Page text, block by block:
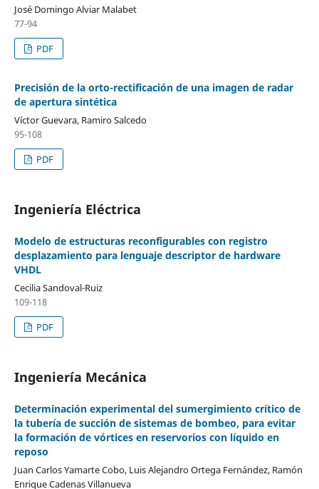
José Domingo Alviar Malabet
77-94
PDF
Precisión de la orto-rectificación de una imagen de radar
de apertura sintética
Víctor Guevara, Ramiro Salcedo
95-108
PDF
Ingeniería Eléctrica
Modelo de estructuras reconfigurables con registro
desplazamiento para lenguaje descriptor de hardware
VHDL
Cecilia Sandoval-Ruiz
109-118
PDF
Ingeniería Mecánica
Determinación experimental del sumergimiento crítico de
la tubería de succión de sistemas de bombeo, para evitar
la formación de vórtices en reservorios con líquido en
reposo
Juan Carlos Yamarte Cobo, Luis Alejandro Ortega Fernández, Ramón
Enrique Cadenas Villanueva